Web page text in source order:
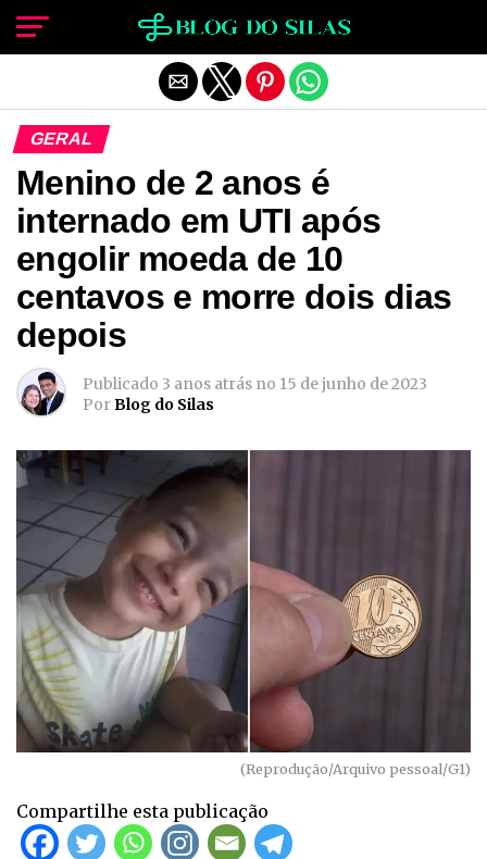
GERAL
Menino de 2 anos é
internado em UTI após
engolir moeda de 10
centavos e morre dois dias
depois
Publicado 3 anos atrás no 15 de junho de 2023
PorBlog do Silas
(Reprodução/Arquivo pessoal/G1)
Compartilhe esta publicação
Sair da versão mobile